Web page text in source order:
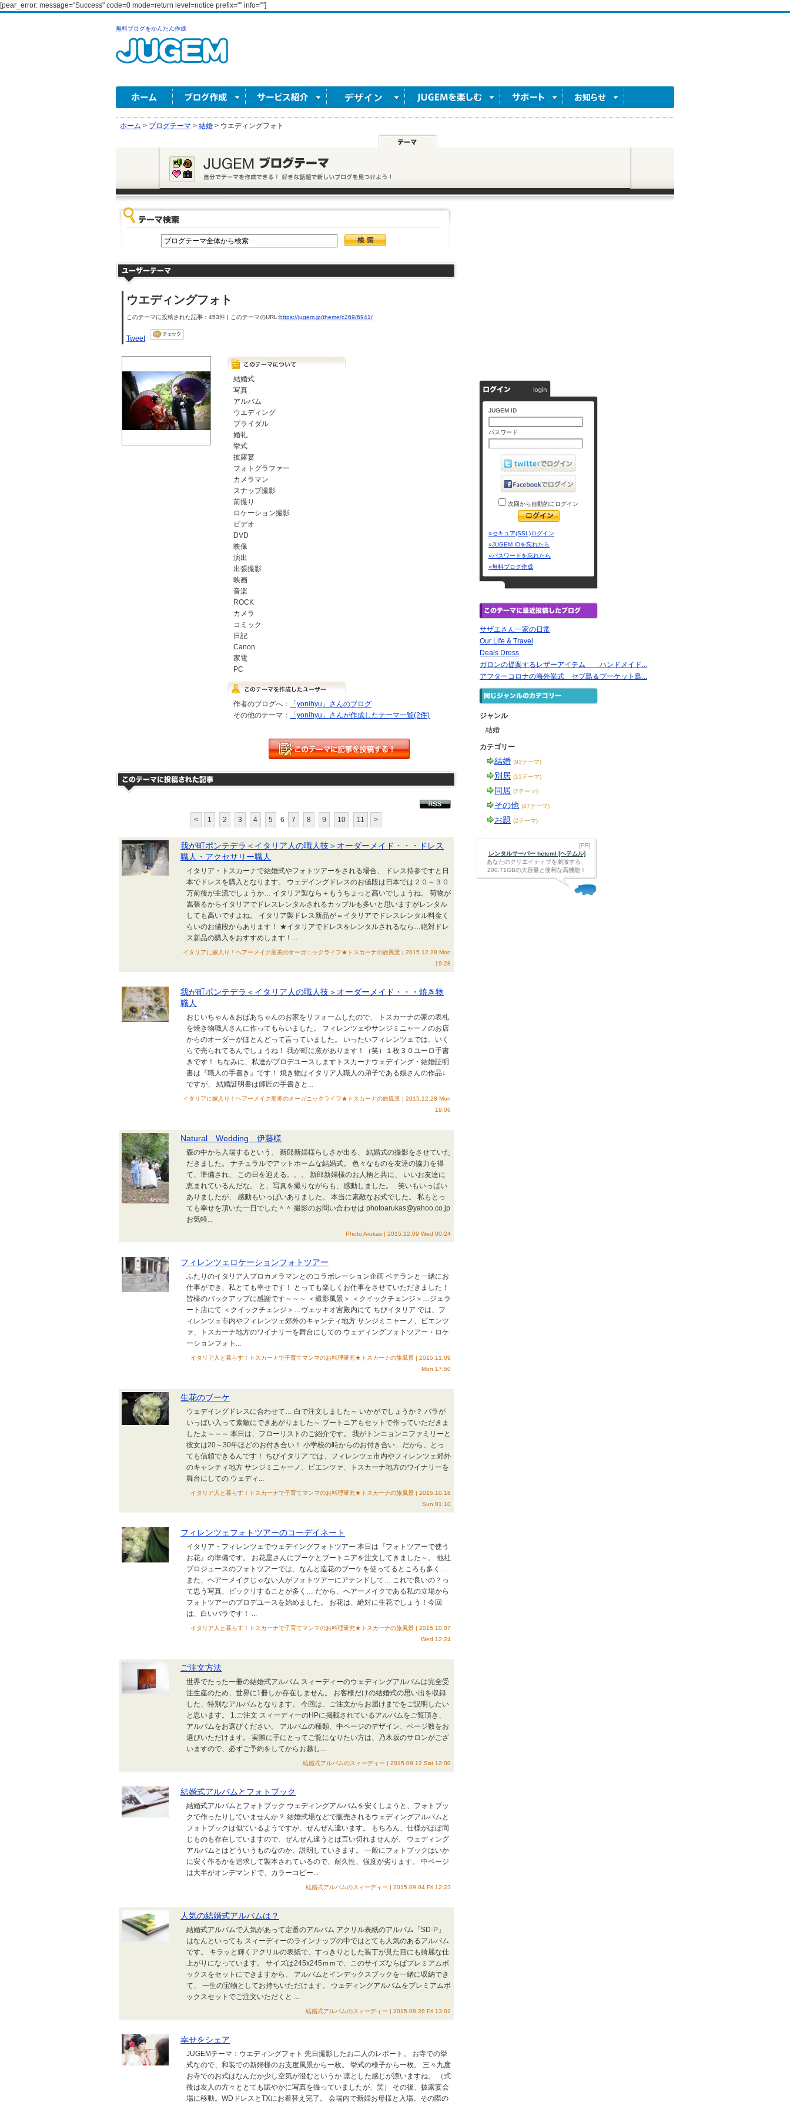
[pear_error: message="Success" code=0 mode=return level=notice prefix="" info=""]
無料ブログをかんたん作成
ホーム > ブログテーマ > 結婚 > ウエディングフォト
ウエディングフォト
このテーマに投稿された記事：453件 | このテーマのURL:https://jugem.jp/theme/c269/6941/
Tweet
結婚式
写真
アルバム
ウエディング
ブライダル
婚礼
挙式
披露宴
フォトグラファー
カメラマン
スナップ撮影
前撮り
ロケーション撮影
ビデオ
DVD
映像
演出
出張撮影
映画
音楽
ROCK
カメラ
コミック
日記
Canon
家電
PC
作者のブログへ：
「yonihyu」さんのブログ
その他のテーマ：
「yonihyu」さんが作成したテーマ一覧(2件)
< 1 2 3 4 5 6 7 8 9 10 11 >
我が町ポンテデラ＜イタリア人の職人技＞オーダーメイド・・・ドレス
職人・アクセサリー職人
イタリア・トスカーナで結婚式やフォトツアーをされる場合、 ドレス持参ですと日
本でドレスを購入となります。 ウェデイングドレスのお値段は日本では２０～３０
万前後が主流でしょうか… イタリア製なら＋もうちょっと高いでしょうね。 荷物が
嵩張るからイタリアでドレスレンタルされるカップルも多いと思いますがレンタル
しても高いですよね。 イタリア製ドレス新品が＝イタリアでドレスレンタル料金く
らいのお値段からあります！ ★イタリアでドレスをレンタルされるなら…絶対ドレ
ス新品の購入をおすすめします！...
イタリアに嫁入り！ヘアーメイク朋美のオーガニックライフ★トスカーナの旅風景 | 2015.12.28 Mon
19:28
我が町ポンテデラ＜イタリア人の職人技＞オーダーメイド・・・焼き物
職人
おじいちゃん＆おばあちゃんのお家をリフォームしたので、 トスカーナの家の表札
を焼き物職人さんに作ってもらいました。 フィレンツェやサンジミニャーノのお店
からのオーダーがほとんどって言っていました。 いったいフィレンツェでは、いく
らで売られてるんでしょうね！ 我が町に窯があります！（笑）１枚３０ユーロ手書
きです！ ちなみに、私達がプロデユースしますトスカーナウェデイング・結婚証明
書は『職人の手書き』です！ 焼き物はイタリア人職人の弟子である娘さんの作品↓
ですが、 結婚証明書は師匠の手書きと...
イタリアに嫁入り！ヘアーメイク朋美のオーガニックライフ★トスカーナの旅風景 | 2015.12.28 Mon
19:06
Natural Wedding 伊藤様
森の中から入場するという、 新郎新婦様らしさが出る、 結婚式の撮影をさせていた
だきました。 ナチュラルでアットホームな結婚式。 色々なものを友達の協力を得
て、準備され、 この日を迎える。。。 新郎新婦様のお人柄と共に、 いいお友達に
恵まれているんだな。 と、写真を撮りながらも、感動しました。 笑いもいっぱい
ありましたが、 感動もいっぱいありました。 本当に素敵なお式でした。 私もとっ
ても幸せを頂いた一日でした＾＾ 撮影のお問い合わせは photoarukas@yahoo.co.jp
お気軽...
Photo Arukas | 2015.12.09 Wed 00:24
フィレンツェロケーションフォトツアー
ふたりのイタリア人プロカメラマンとのコラボレーション企画 ベテランと一緒にお
仕事ができ、私とても幸せです！ とっても楽しくお仕事をさせていただきました！
皆様のバックアップに感謝です～～～ ＜撮影風景＞ ＜クイックチェンジ＞…ジェラ
ート店にて ＜クイックチェンジ＞…ヴェッキオ宮殿内にて ちびイタリア では、フ
ィレンツェ市内やフィレンツェ郊外のキャンティ地方 サンジミニャーノ、ピエンツ
ァ、トスカーナ地方のワイナリーを舞台にしての ウェディングフォトツアー・ロケ
ーションフォト...
イタリア人と暮らす！トスカーナで子育てマンマのお料理研究★トスカーナの旅風景 | 2015.11.09
Mon 17:50
生花のブーケ
ウェデイングドレスに合わせて… 白で注文しました～ いかがでしょうか？ バラが
いっぱい入って素敵にできあがりました～ ブートニアもセットで作っていただきま
したよ～～～ 本日は、フローリストのご紹介です。 我がトンニョンニファミリーと
彼女は20～30年ほどのお付き合い！ 小学校の時からのお付き合い…だから、とっ
ても信頼できるんです！ ちびイタリア では、フィレンツェ市内やフィレンツェ郊外
のキャンティ地方 サンジミニャーノ、ピエンツァ、トスカーナ地方のワイナリーを
舞台にしての ウェディ...
イタリア人と暮らす！トスカーナで子育てマンマのお料理研究★トスカーナの旅風景 | 2015.10.18
Sun 01:10
フィレンツェフォトツアーのコーデイネート
イタリア・フィレンツェでウェデイングフォトツアー 本日は『フォトツアーで使う
お花』の準備です。 お花屋さんにブーケとブートニアを注文してきました～。 他社
プロジュースのフォトツアーでは、なんと造花のブーケを使ってるところも多く…
また、ヘアーメイクじゃない人がフォトツアーにアテンドして… これで良いの？っ
て思う写真、ビックリすることが多く… だから、ヘアーメイクである私の立場から
フォトツアーのプロデユースを始めました。 お花は、絶対に生花でしょう！今回
は、白いバラです！ ...
イタリア人と暮らす！トスカーナで子育てマンマのお料理研究★トスカーナの旅風景 | 2015.10.07
Wed 12:24
ご注文方法
世界でたった一冊の結婚式アルバム スィーディーのウェディングアルバムは完全受
注生産のため、世界に1冊しか存在しません。 お客様だけの結婚式の思い出を収録
した、特別なアルバムとなります。 今回は、ご注文からお届けまでをご説明したい
と思います。 1.ご注文 スィーディーのHPに掲載されているアルバムをご覧頂き、
アルバムをお選びください。 アルバムの種類、中ページのデザイン、ページ数をお
選びいただけます。 実際に手にとってご覧になりたい方は、乃木坂のサロンがござ
いますので、必ずご予約をしてからお越し...
結婚式アルバムのスィーディー | 2015.09.12 Sat 12:00
結婚式アルバムとフォトブック
結婚式アルバムとフォトブック ウェディングアルバムを安くしようと、フォトブッ
クで作ったりしていませんか？ 結婚式場などで販売されるウェディングアルバムと
フォトブックは似ているようですが、ぜんぜん違います。 もちろん、仕様がほぼ同
じものも存在していますので、ぜんぜん違うとは言い切れませんが、 ウェディング
アルバムとはどういうものなのか、説明していきます。 一般にフォトブックはいか
に安く作るかを追求して製本されているので、耐久性、強度が劣ります。 中ページ
は大半がオンデマンドで、カラーコピー...
結婚式アルバムのスィーディー | 2015.09.04 Fri 12:23
人気の結婚式アルバムは？
結婚式アルバムで人気があって定番のアルバム アクリル表紙のアルバム「SD-P」
はなんといっても スィーディーのラインナップの中ではとても人気のあるアルバム
です。 キラッと輝くアクリルの表紙で、すっきりとした装丁が見た目にも綺麗な仕
上がりになっています。 サイズは245x245ｍｍで、このサイズならばプレミアムボ
ックスをセットにできますから、 アルバムとインデックスブックを一緒に収納でき
て、 一生の宝物としてお持ちいただけます。 ウェディングアルバムをプレミアムボ
ックスセットでご注文いただくと ...
結婚式アルバムのスィーディー | 2015.08.28 Fri 13:02
幸せをシェア
JUGEMテーマ：ウエディングフォト 先日撮影したお二人のレポート。 お寺での挙
式なので、和装での新婦様のお支度風景から一枚。 挙式の様子から一枚。 三々九度
お寺でのお式はなんだか少し空気が澄むというか 凛とした感じが漂いますね。 （式
後は友人の方々ととても賑やかに写真を撮っていましたが、笑） その後、披露宴会
場に移動。WDドレスとTXにお着替え完了。 会場内で新婦お母様と入場。その際の
JUGEM ID
パスワード
次回から自動的にログイン
»セキュア(SSL)ログイン
»JUGEM IDを忘れたら
»パスワードを忘れたら
»無料ブログ作成
サザエさん一家の日常
Our Life & Travel
Deals Dress
ガロンの提案するレザーアイテム ハンドメイド...
アフターコロナの海外挙式 セブ島＆プーケット島...
ジャンル
結婚
カテゴリー
結婚 (93テーマ)
別居 (11テーマ)
同居 (2テーマ)
その他 (27テーマ)
お題 (2テーマ)
[PR]
レンタルサーバー heteml [ヘテムル]
あなたのクリエイティブを刺激する、
200.71GBの大容量と便利な高機能！